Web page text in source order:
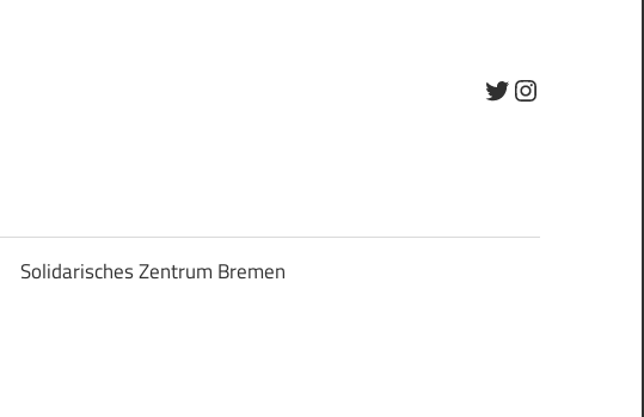
TwitterInstagram
Solidarisches Zentrum Bremen